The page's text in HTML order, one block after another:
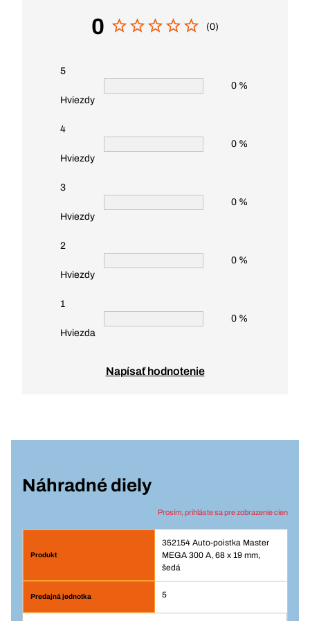
0 (0)
5
Hviezdy
0 %
4
Hviezdy
0 %
3
Hviezdy
0 %
2
Hviezdy
0 %
1
Hviezda
0 %
Napísať hodnotenie
Náhradné diely
Prosím, prihláste sa pre zobrazenie cien
352154 Auto-poistka Master
MEGA 300 A, 68 x 19 mm,
šedá
5